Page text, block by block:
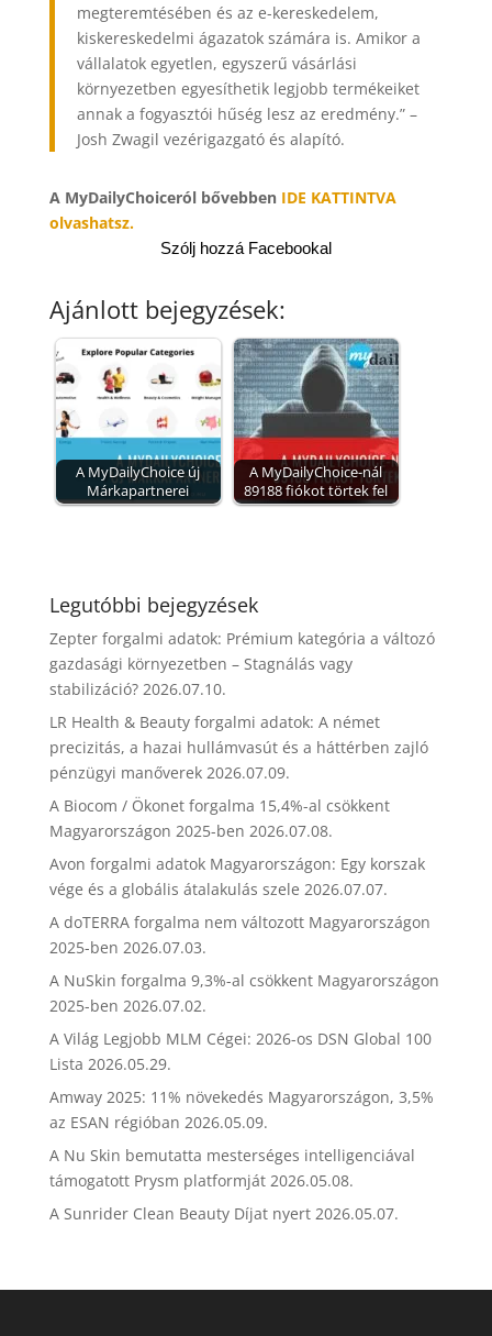
megteremtésében és az e-kereskedelem,
kiskereskedelmi ágazatok számára is. Amikor a
vállalatok egyetlen, egyszerű vásárlási
környezetben egyesíthetik legjobb termékeiket
annak a fogyasztói hűség lesz az eredmény.” –
Josh Zwagil vezérigazgató és alapító.
A MyDailyChoiceról bővebbenIDE KATTINTVA
olvashatsz.
Szólj hozzá Facebookal
Ajánlott bejegyzések:
A MyDailyChoice új
Márkapartnerei
A MyDailyChoice-nál
89188 fiókot törtek fel
Legutóbbi bejegyzések
Zepter forgalmi adatok: Prémium kategória a változó
gazdasági környezetben – Stagnálás vagy
stabilizáció? 2026.07.10.
LR Health & Beauty forgalmi adatok: A német
precizitás, a hazai hullámvasút és a háttérben zajló
pénzügyi manőverek 2026.07.09.
A Biocom / Ökonet forgalma 15,4%-al csökkent
Magyarországon 2025-ben 2026.07.08.
Avon forgalmi adatok Magyarországon: Egy korszak
vége és a globális átalakulás szele 2026.07.07.
A doTERRA forgalma nem változott Magyarországon
2025-ben 2026.07.03.
A NuSkin forgalma 9,3%-al csökkent Magyarországon
2025-ben 2026.07.02.
A Világ Legjobb MLM Cégei: 2026-os DSN Global 100
Lista 2026.05.29.
Amway 2025: 11% növekedés Magyarországon, 3,5%
az ESAN régióban 2026.05.09.
A Nu Skin bemutatta mesterséges intelligenciával
támogatott Prysm platformját 2026.05.08.
A Sunrider Clean Beauty Díjat nyert 2026.05.07.